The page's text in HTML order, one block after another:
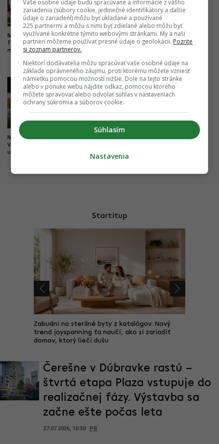
Milióny do vyššieho vzdelania.
Trenčín chce byť univerzitným
mestom, buduje nový kampus
Drastické zlepšenie pre
železničnú dopravu. Trať z
kapacita
Nová pýcha mesta kultúry.
Výnimočný park čoskoro doplní
unikátny most
4
projektov napreduje, hlásia
dôležité míľniky
Startitup
Zabudni na sterilné byty z katalógov: Nový
trend joyspanning ťa naučí, ako si zariadiť
domov, ktorý lieči dušu
Čerešne v Dúbravke rastú –
štvrtá etapa Plaza vstupuje do
realizačnej fázy. Výstavba sa
začne ešte počas leta
27.07.2026, 10:30 PR
Vaše osobné údaje budú spracúvané a informácie z vášho
zariadenia (súbory cookie, jedinečné identifikátory a ďalšie
údaje o zariadení) môžu byť ukladané a používané
225 partnermi a môžu s nimi byť zdieľané alebo môžu byť
využívané konkrétne týmito webovými stránkami. My a naši
partneri môžeme používať presné údaje o geolokácii. Pozrite
si zoznam partnerov.
Niektorí dodávatelia môžu spracúvať vaše osobné údaje na
základe oprávneného záujmu, proti ktorému môžete vzniesť
námietku pomocou možností nižšie. Dole na tejto stránke
alebo v ponuke webu nájdite odkaz, pomocou ktorého
môžete spravovať alebo odvolať súhlas v nastaveniach
ochrany súkromia a súborov cookie.
Súhlasím
Nastavenia